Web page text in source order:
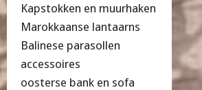
Kapstokken en muurhaken
Marokkaanse lantaarns
Balinese parasollen
accessoires
oosterse bank en sofa